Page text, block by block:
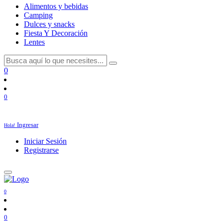
Alimentos y bebidas
Camping
Dulces y snacks
Fiesta Y Decoración
Lentes
0
0
Hola! Ingresar
Iniciar Sesión
Registrarse
0
0